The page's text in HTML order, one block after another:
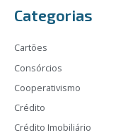
Categorias
Cartões
Consórcios
Cooperativismo
Crédito
Crédito Imobiliário